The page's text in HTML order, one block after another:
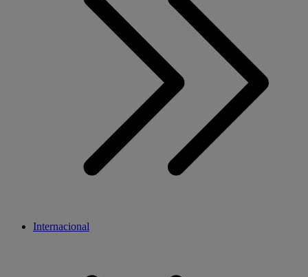
Internacional